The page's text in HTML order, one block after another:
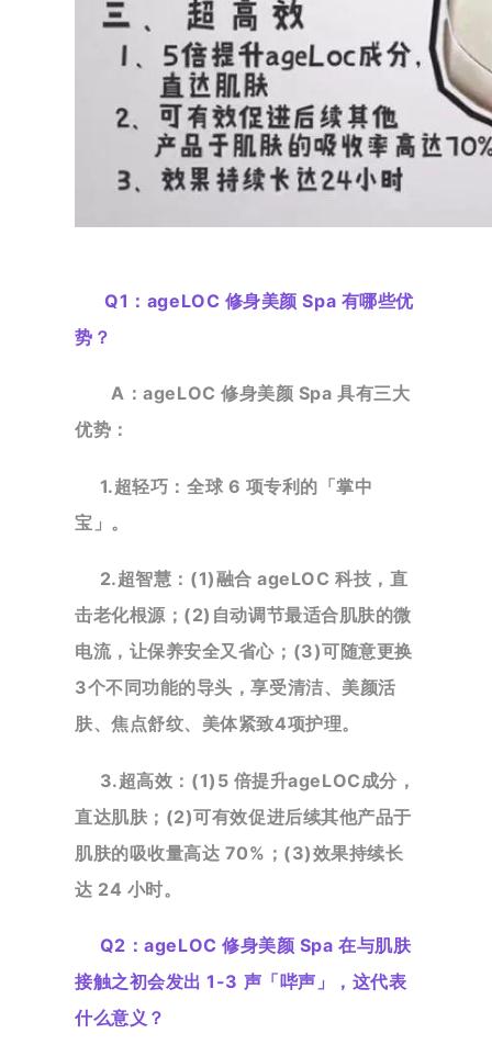
Q1： ageLOC 修身美颜 Spa 有哪些优
势？
A：ageLOC 修身美颜 Spa 具有三大
优势：
1.超轻巧：全球 6 项专利的「掌中
宝」。
2.超智慧：(1)融合 ageLOC 科技，直
击老化根源；(2)自动调节最适合肌肤的微
电流，让保养安全又省心；(3)可随意更换
3个不同功能的导头，享受清洁、美颜活
肤、焦点舒纹、美体紧致4项护理。
3.超高效：(1)5 倍提升ageLOC成分，
直达肌肤；(2)可有效促进后续其他产品于
肌肤的吸收量高达 70%；(3)效果持续长
达 24 小时。
Q2：ageLOC 修身美颜 Spa 在与肌肤
接触之初会发出 1-3 声「哔声」，这代表
什么意义？